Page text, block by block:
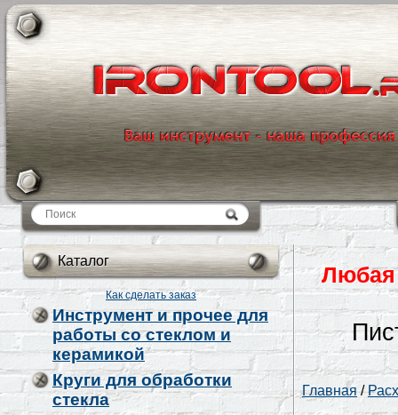
Каталог
Каталог
Как сделать заказ
Инструмент и прочее для
работы со стеклом и
керамикой
Круги для обработки
стекла
Любая
Главная/